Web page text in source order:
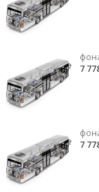
7
7